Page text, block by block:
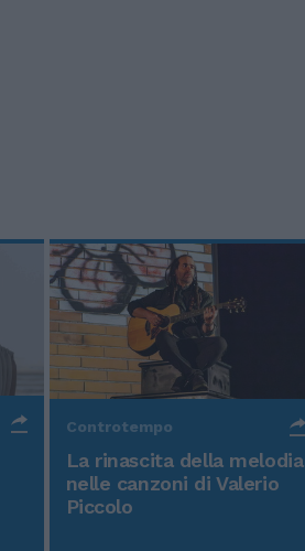
Controtempo
La rinascita della melodia
nelle canzoni di Valerio
Piccolo